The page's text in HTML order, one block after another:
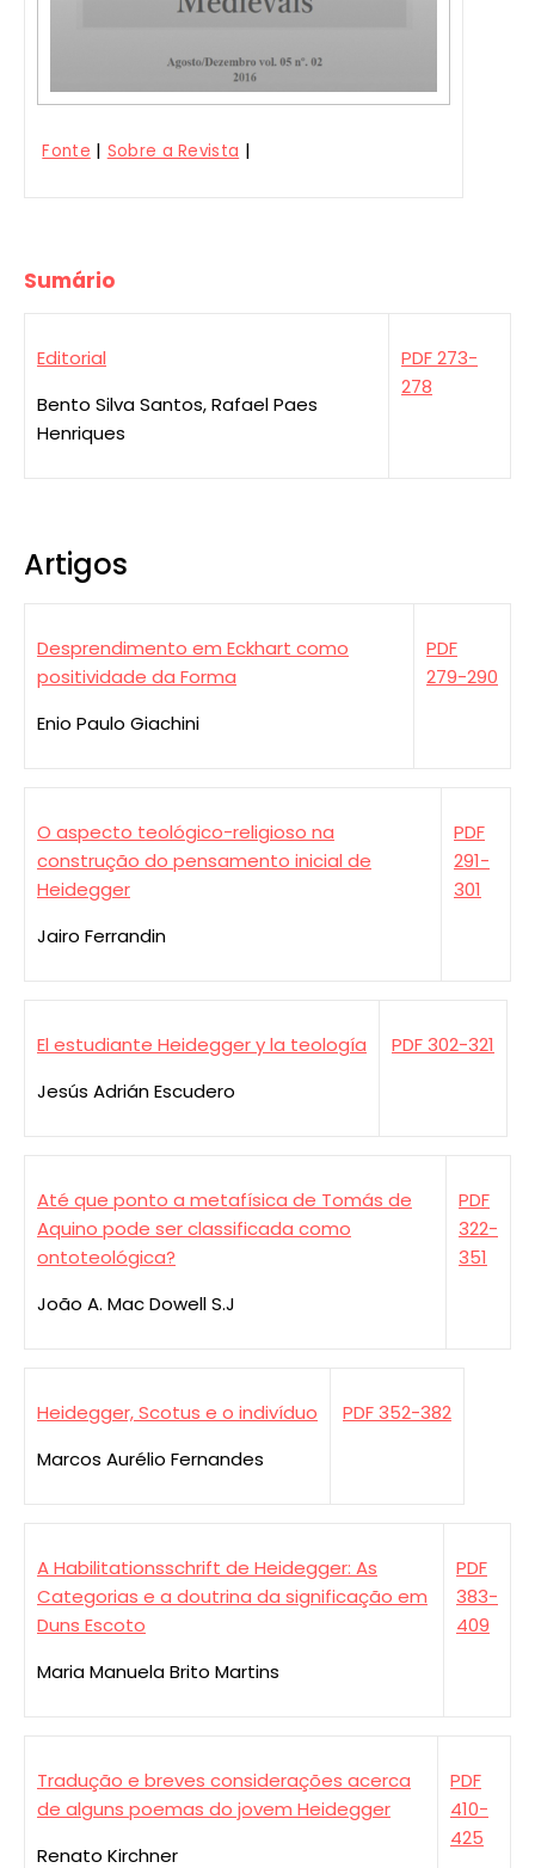
Fonte | Sobre a Revista |
Sumário
Editorial
Bento Silva Santos, Rafael Paes
Henriques
PDF 273-
278
Artigos
Desprendimento em Eckhart como
positividade da Forma
Enio Paulo Giachini
PDF
279-290
O aspecto teológico-religioso na
construção do pensamento inicial de
Heidegger
Jairo Ferrandin
PDF
291-
301
El estudiante Heidegger y la teología
Jesús Adrián Escudero
PDF 302-321
Até que ponto a metafísica de Tomás de
Aquino pode ser classificada como
ontoteológica?
João A. Mac Dowell S.J
PDF
322-
351
Heidegger, Scotus e o indivíduo
Marcos Aurélio Fernandes
PDF 352-382
A Habilitationsschrift de Heidegger: As
Categorias e a doutrina da significação em
Duns Escoto
Maria Manuela Brito Martins
PDF
383-
409
Tradução e breves considerações acerca
de alguns poemas do jovem Heidegger
Renato Kirchner
PDF
410-
425